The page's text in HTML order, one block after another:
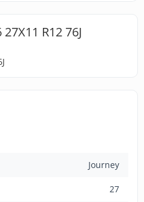
R12 76J
Journey
27